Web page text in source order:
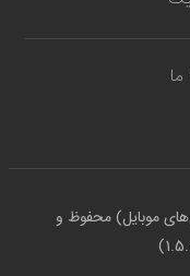
ما
موبایل) محفوظ و